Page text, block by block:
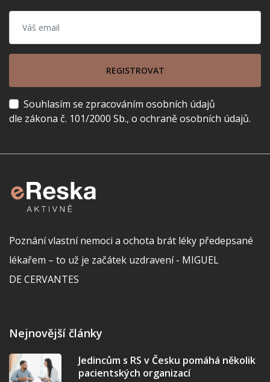
REGISTROVAT
Souhlasím se zpracováním osobních údajů
dle zákona č. 101/2000 Sb., o ochraně osobních údajů.
Poznání vlastní nemoci a ochota brát léky předepsané
lékařem – to už je začátek uzdravení - MIGUEL
DE CERVANTES
Nejnovější články
Jedincům s RS v Česku pomáhá několik
pacientských organizací